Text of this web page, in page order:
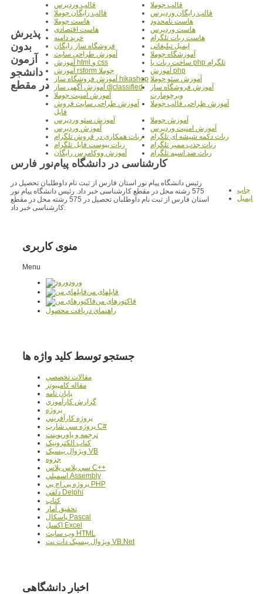
قالب جوملا
قالب وردپرس
قالب رایگان وردپرس
قالب رایگان جوملا
هاست نامحدود
هاست جوملا
هاست وردپرس
هاست اقتصادی
هاست ربات تلگرام
خرید دامنه
ایمیل تبلیغاتی
فروشگاه ساز رایگان
آموزشگاه جوملا
آموزش طراحی سایت
ساخت ربات با php تلگرام
آموزش html و css
آموزش php
آموزش rsform جوملا
آموزش سئو جوملا آموزش فروشگاه ساز hikashop
آموزش فروشگاه ساز
ویرچومارت
آموزش آگهی ساز djclassified
آموزش امنیت جوملا
آموزش طراحی قالب جوملا
آموزش طراحی سایت فروش
فایل
آموزش جوملا
آموزش سئو وردپرس
آموزش امنیت وردپرس
آموزش وردپرس
ربات دکمه شیشه ای تلگرام
ربات همکاری در فروش تلگرام
ربات جذب ممبر تلگرام
ربات پیوست فایل تلگرام
ربات ضد اسپم تلگرام
آموزش ووکامرس رایگان
پذیرش
بدون
آزمون
دانشجو
در مقطع
کارشناسی در دانشگاه پیام‌نور فارس
چاپ
ایمیل
رئیس دانشگاه پیام نور استان فارس از ثبت نام داوطلبان تحصیل در
575 رشته محل در مقطع کارشناسی خبر داد. رئیس دانشگاه پیام نور
استان فارس از ثبت نام داوطلبان تحصیل در 575 رشته محل در مقطع
کارشناسی خبر داد.
منوی کاربری
Menu
ورود
فایلهای من
فاکتورهای من
راهنمای دریافت محصول
جستجو توسط کلید واژه ها
مقالات تخصصي
مقاله کامپیوتر
پایان نامه
گزارش کارآموزي
پروژه
پروژه کارآفريني
پروژه سي شارپ C#
ترجمه و پاورپوينت
کتاب الکترونيک
ويژوال بيسيک VB
جزوه
سي پلاس پلاس C++
اسمبلي Assembly
پروژه پي اچ پي PHP
دلفي Delphi
کتاب
تحقيق آمار
پاسکال Pascal
اکسل Excel
وب سايت HTML
ويژوال بيسيک دات نت VB.Net
اخبار دانشگاهی